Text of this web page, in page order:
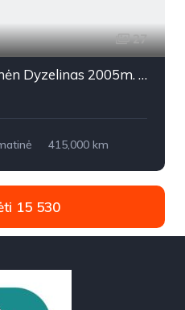
27
BMW 530 nuo 96 €/ mėn Dyzelinas 2005m. Universalas Automatinė
415,000 km
15 530